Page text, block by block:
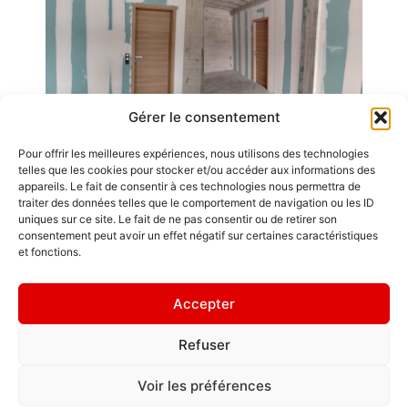
Gérer le consentement
Pour offrir les meilleures expériences, nous utilisons des technologies
telles que les cookies pour stocker et/ou accéder aux informations des
appareils. Le fait de consentir à ces technologies nous permettra de
traiter des données telles que le comportement de navigation ou les ID
uniques sur ce site. Le fait de ne pas consentir ou de retirer son
consentement peut avoir un effet négatif sur certaines caractéristiques
et fonctions.
Accepter
Refuser
Voir les préférences
Emplois
Contact / Accès
Mentions légales
habiter une
maison en L
qu'un château
hanté. "
Politique de
GDL Construction
6, Rue des
ZA La Croix de